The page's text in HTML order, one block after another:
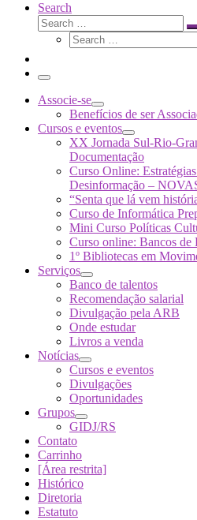
Search
Search
Search
Menu
Associe-se
Benefícios de ser
Cursos e eventos
XX Jornada Sul-Rio-
Documentação
Curso Online:
Desinformação –
“Senta que lá vem
Curso de Informática
Mini Curso Políticas
Curso online: Bancos de
1º Bibliotecas em
Serviços
Banco de talentos
Recomendação salarial
Divulgação pela ARB
Onde estudar
Livros a venda
Notícias
Cursos e eventos
Divulgações
Oportunidades
Grupos
GIDJ/RS
Contato
Carrinho
[Área restrita]
Histórico
Diretoria
Estatuto